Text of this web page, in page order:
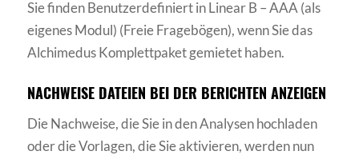
Sie finden Benutzerdefiniert in Linear B – AAA (als
eigenes Modul) (Freie Fragebögen), wenn Sie das
Alchimedus Komplettpaket gemietet haben.
NACHWEISE DATEIEN BEI DER BERICHTEN ANZEIGEN
Die Nachweise, die Sie in den Analysen hochladen
oder die Vorlagen, die Sie aktivieren, werden nun